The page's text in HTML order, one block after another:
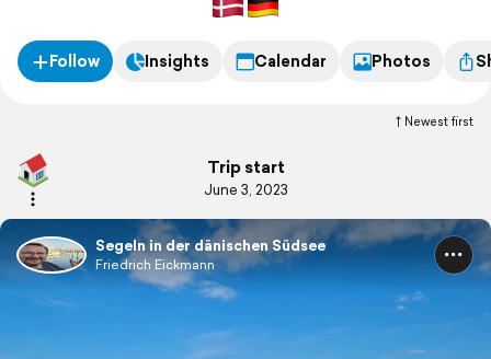
Follow Insights Calendar Photos
Newest first
Trip start
June 3, 2023
Segeln in der dänischen Südsee
Friedrich Eickmann